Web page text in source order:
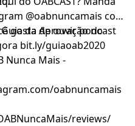
@oabnuncamais com
gosta de ouvir podcast
da Aprovação no
bit.ly/guiaoab2020
Nunca Mais -
oabnuncamais
reviews/